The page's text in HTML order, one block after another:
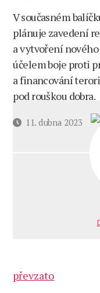
V současném
plánuje zavedení
a vytvoření nového
účelem boje proti
a financování
pod rouškou dobra.
Datum11. dubna 2023
převzato